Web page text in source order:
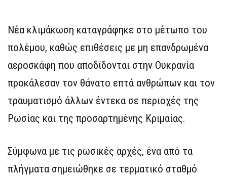
Νέα κλιμάκωση καταγράφηκε στο μέτωπο του
πολέμου, καθώς επιθέσεις με μη επανδρωμένα
αεροσκάφη που αποδίδονται στην Ουκρανία
προκάλεσαν τον θάνατο επτά ανθρώπων και τον
τραυματισμό άλλων έντεκα σε περιοχές της
Ρωσίας και της προσαρτημένης Κριμαίας.
Σύμφωνα με τις ρωσικές αρχές, ένα από τα
πλήγματα σημειώθηκε σε τερματικό σταθμό